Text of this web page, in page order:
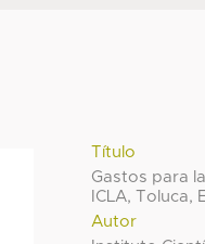
Título
Gastos para
ICLA, Toluca,
Autor